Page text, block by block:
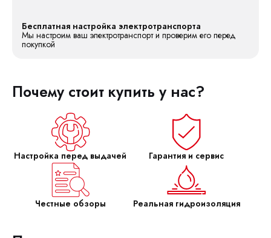
Бесплатная настройка электротранспорта
Мы настроим ваш электротранспорт и проверим его перед
покупкой
Почему стоит купить у нас?
Настройка перед выдачей Гарантия и сервис
Честные обзоры Реальная гидроизоляция